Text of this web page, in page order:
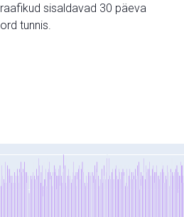
sisaldavad 30 päeva
tunnis.